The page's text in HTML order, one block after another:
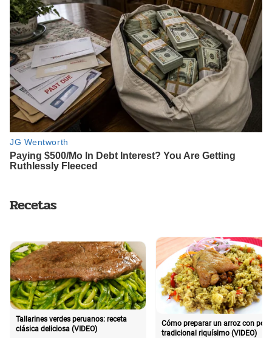
Recetas
Tallarines verdes peruanos: receta
clásica deliciosa (VIDEO)
Cómo preparar un arroz con pollo
tradicional riquísimo (VIDEO)